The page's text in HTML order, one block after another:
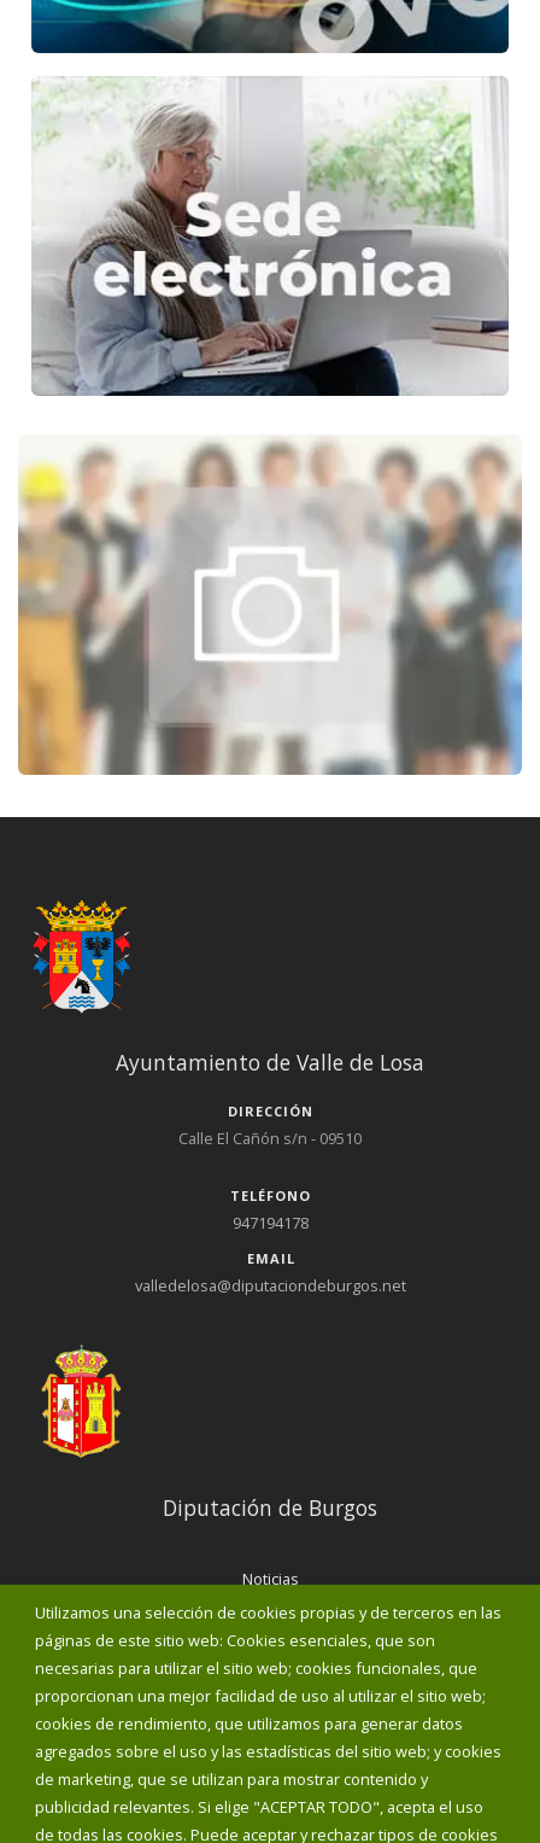
Utilizamos una selección de cookies propias y de terceros en las
páginas de este sitio web: Cookies esenciales, que son
necesarias para utilizar el sitio web; cookies funcionales, que
proporcionan una mejor facilidad de uso al utilizar el sitio web;
cookies de rendimiento, que utilizamos para generar datos
agregados sobre el uso y las estadísticas del sitio web; y cookies
de marketing, que se utilizan para mostrar contenido y
publicidad relevantes. Si elige "ACEPTAR TODO", acepta el uso
de todas las cookies. Puede aceptar y rechazar tipos de cookies
Ayuntamiento de Valle de Losa
DIRECCIÓN
Calle El Cañón s/n - 09510
TELÉFONO
947194178
EMAIL
valledelosa@diputaciondeburgos.net
Diputación de Burgos
Noticias
Eventos
Corporación Municipal
Teléfonos de interés
INICIAR SESIÓN
MAPA WEB